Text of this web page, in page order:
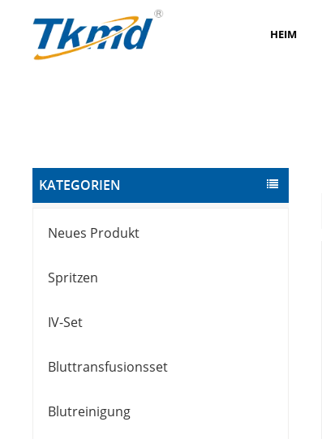
HEIM
KATEGORIEN
Neues Produkt
Spritzen
IV-Set
Bluttransfusionsset
Blutreinigung